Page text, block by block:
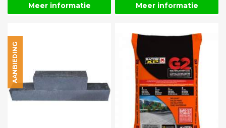
Meer informatie Meer informatie
AANBIEDING